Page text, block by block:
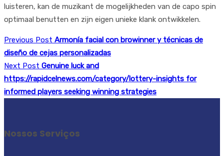
luisteren, kan de muzikant de mogelijkheden van de capo spin
optimaal benutten en zijn eigen unieke klank ontwikkelen.
Previous Post Armonía facial con browinner y técnicas de
diseño de cejas personalizadas
Next Post Genuine luck and
https://rapidcelnews.com/category/lottery-insights for
informed players seeking winning strategies
Nossos Serviços